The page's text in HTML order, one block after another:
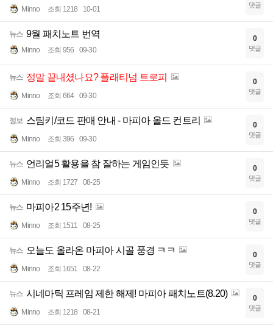
Minno 조회 1218 10-01 댓글
뉴스 9월 패치노트 번역
Minno 조회 956 09-30
0
댓글
뉴스 정말 끝내셨나요? 플래티넘 트로피
Minno 조회 664 09-30
0
댓글
정보 스팀키/코드 판매 안내 - 마피아 올드 컨트리
Minno 조회 396 09-30
0
댓글
뉴스 언리얼5 활용을 참 잘하는 게임인듯
Minno 조회 1727 08-25
0
댓글
뉴스 마피아2 15주년!
Minno 조회 1511 08-25
0
댓글
뉴스 오늘도 올라온 마피아 시골 풍경 ㅋㅋ
Minno 조회 1651 08-22
0
댓글
뉴스 시네마틱 프레임 제한 해제! 마피아 패치노트(8.20)
Minno 조회 1218 08-21
0
댓글